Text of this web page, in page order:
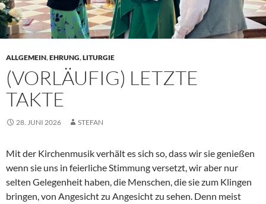
ALLGEMEIN,EHRUNG,LITURGIE
(VORLÄUFIG) LETZTE
TAKTE
28. JUNI 2026 STEFAN
Mit der Kirchenmusik verhält es sich so, dass wir sie genießen
wenn sie uns in feierliche Stimmung versetzt, wir aber nur
selten Gelegenheit haben, die Menschen, die sie zum Klingen
bringen, von Angesicht zu Angesicht zu sehen. Denn meist